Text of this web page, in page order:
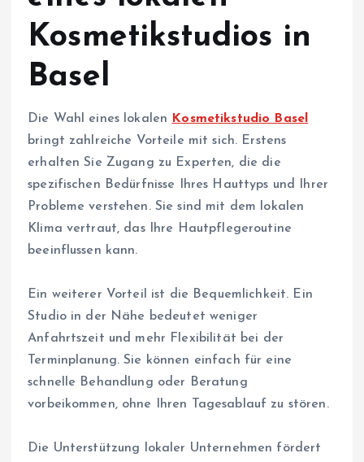
Kosmetikstudios in
Basel
Die Wahl eines lokalen
Kosmetikstudio Basel
bringt zahlreiche Vorteile mit sich. Erstens
erhalten Sie Zugang zu Experten, die die
spezifischen Bedürfnisse Ihres Hauttyps und Ihrer
Probleme verstehen. Sie sind mit dem lokalen
Klima vertraut, das Ihre Hautpflegeroutine
beeinflussen kann.
Ein weiterer Vorteil ist die Bequemlichkeit. Ein
Studio in der Nähe bedeutet weniger
Anfahrtszeit und mehr Flexibilität bei der
Terminplanung. Sie können einfach für eine
schnelle Behandlung oder Beratung
vorbeikommen, ohne Ihren Tagesablauf zu stören.
Die Unterstützung lokaler Unternehmen fördert